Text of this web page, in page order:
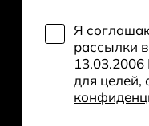
Я
рассылки
для целей,